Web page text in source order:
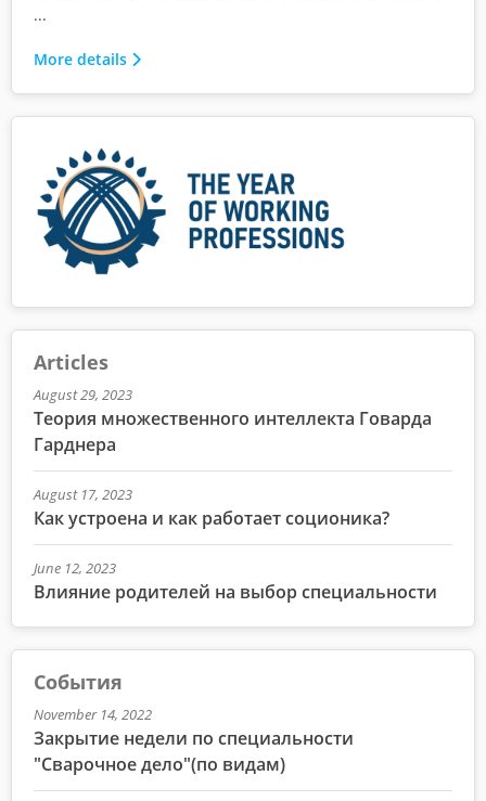
...
More details
Articles
August 29, 2023
Теория множественного интеллекта Говарда
Гарднера
August 17, 2023
Как устроена и как работает соционика?
June 12, 2023
Влияние родителей на выбор специальности
События
November 14, 2022
Закрытие недели по специальности
"Сварочное дело"(по видам)